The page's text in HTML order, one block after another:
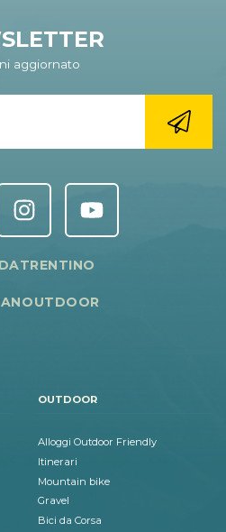
aggiornato
OUTDOOR
Alloggi Outdoor Friendly
Itinerari
Mountain bike
Gravel
Bici da Corsa